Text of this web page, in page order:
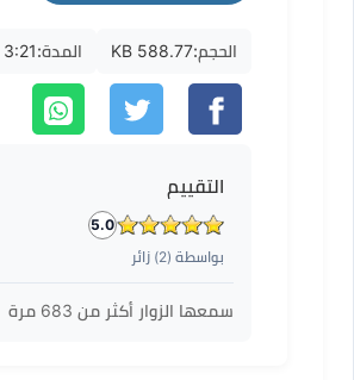
mp3
الحجم:588.77 KB المدة:3:21 دقيقة
التقييم
5.0
بواسطة (2) زائر
سمعها الزوار أكثر من 683 مرة